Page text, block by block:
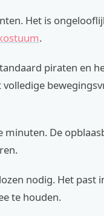
Het is
.
piraten en
De
nodig. Het past
te houden.